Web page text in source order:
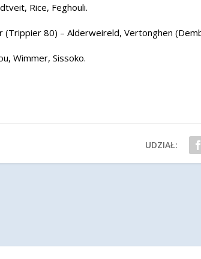
Rice, Feghouli.
(Trippier 80) – Alderweireld, Vertonghen
Wimmer, Sissoko.
UDZIAŁ: